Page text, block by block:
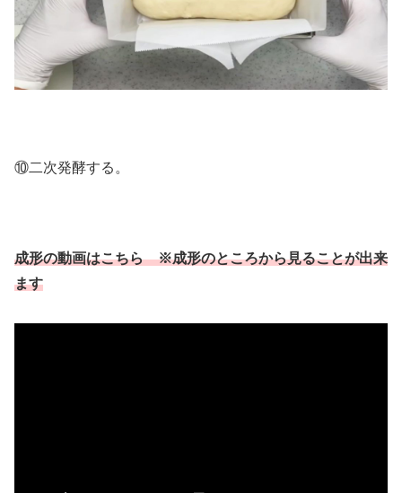
⑩二次発酵する。
成形の動画はこちら ※成形のところから見ることが出来
ます